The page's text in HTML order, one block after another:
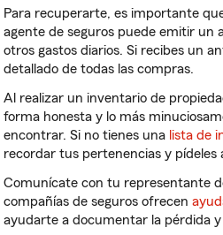
Para recuperarte, es importante
agente de seguros puede emitir un
otros gastos diarios. Si recibes un
detallado de todas las compras.
Al realizar un inventario de
forma honesta y lo más
encontrar. Si no tienes una lista de
recordar tus pertenencias y pídeles
Comunícate con tu representante
compañías de seguros ofrecen
ayudarte a documentar la pérdida